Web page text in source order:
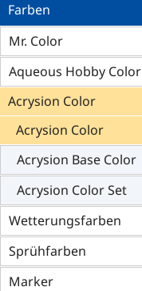
Farben
Mr. Color
Aqueous Hobby Color
Acrysion Color
Acrysion Color
Acrysion Base Color
Acrysion Color Set
Wetterungsfarben
Sprühfarben
Marker